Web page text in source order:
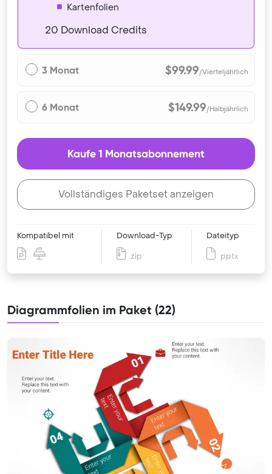
Kartenfolien
20 Download Credits
3 Monat $99.99/Vierteljährlich
6 Monat $149.99/Halbjährlich
Kaufe 1 Monatsabonnement
Vollständiges Paketset anzeigen
Kompatibel mit Download-Typ
zip
Dateityp
pptx
Diagrammfolien im Paket (22)